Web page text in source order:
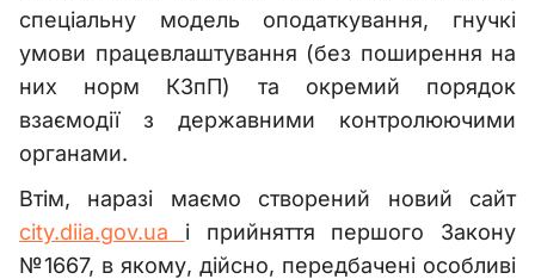
спеціальну модель оподаткування, гнучкі
умови працевлаштування (без поширення на
них норм КЗпП) та окремий порядок
взаємодії з державними контролюючими
органами.
Втім, наразі маємо створений новий сайт
city.diia.gov.ua і прийняття першого Закону
№1667, в якому, дійсно, передбачені особливі